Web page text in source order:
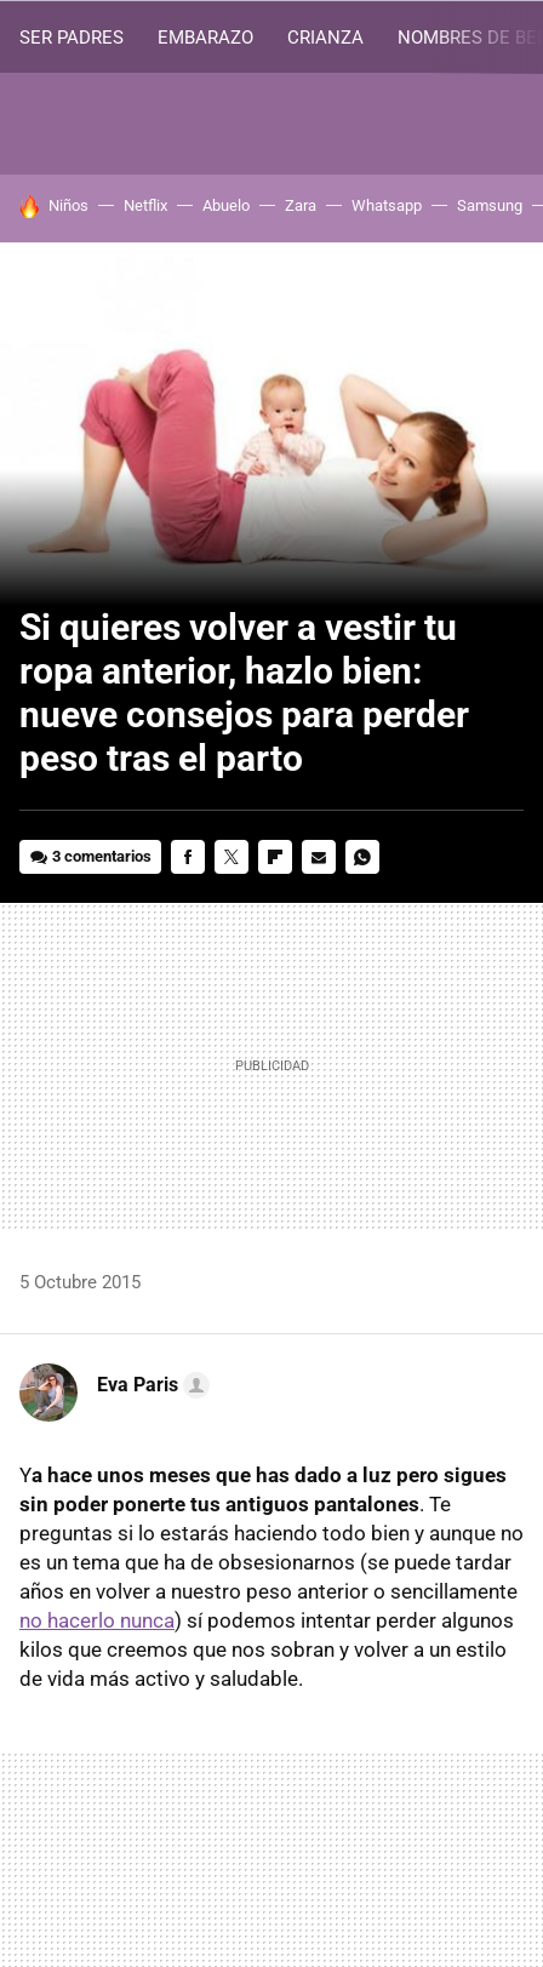
SER PADRES EMBARAZO CRIANZA NOMBRES DE
HOY SE HABLA DE
Niños Netflix Abuelo Zara Whatsapp Samsung
Si quieres volver a vestir tu
ropa anterior, hazlo bien:
nueve consejos para perder
peso tras el parto
3 comentarios
MAIL
5 Octubre 2015
Eva Paris
Ya hace unos meses que has dado a luz pero sigues
sin poder ponerte tus antiguos pantalones. Te
preguntas si lo estarás haciendo todo bien y aunque no
es un tema que ha de obsesionarnos (se puede tardar
años en volver a nuestro peso anterior o sencillamente
no hacerlo nunca) sí podemos intentar perder algunos
kilos que creemos que nos sobran y volver a un estilo
de vida más activo y saludable.